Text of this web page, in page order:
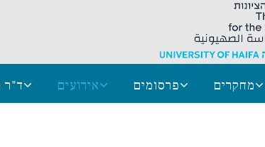
מחקרים פרסומים אירועים ד"ר